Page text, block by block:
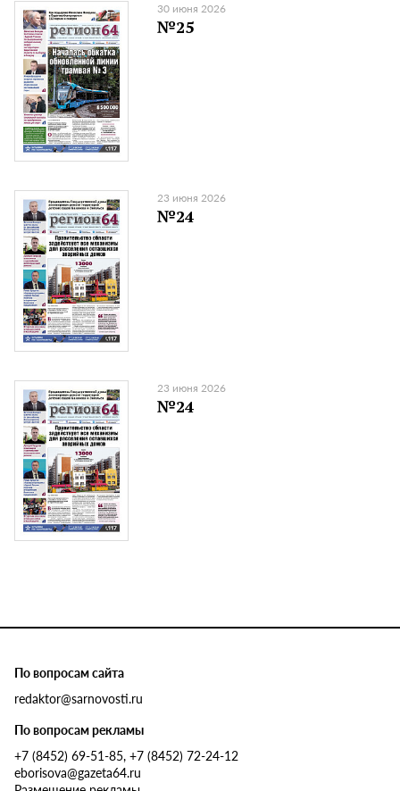
30 июня 2026
№25
23 июня 2026
№24
23 июня 2026
№24
По вопросам сайта
redaktor@sarnovosti.ru
По вопросам рекламы
+7 (8452) 69-51-85, +7 (8452) 72-24-12
eborisova@gazeta64.ru